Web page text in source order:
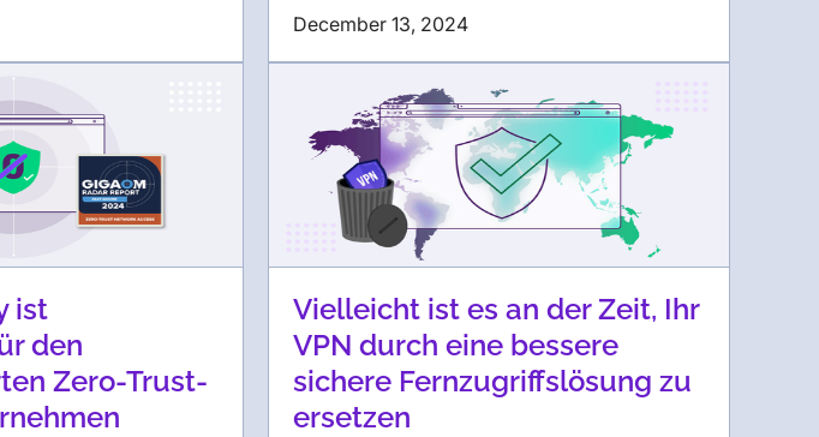
December 13, 2024
ist
den
Zero-Trust-
Vielleicht ist es an der Zeit, Ihr
VPN durch eine bessere
sichere Fernzugriffslösung zu
ersetzen